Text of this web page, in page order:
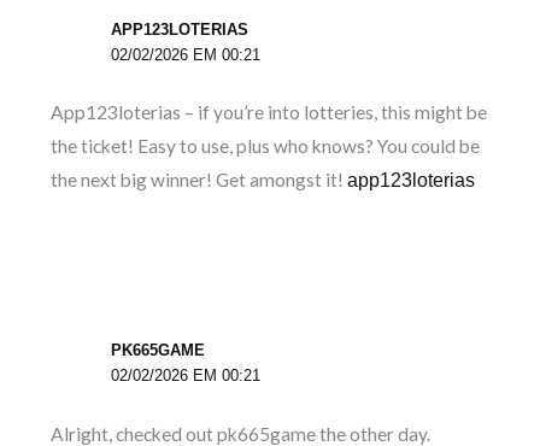
APP123LOTERIAS
02/02/2026 EM 00:21
App123loterias – if you’re into lotteries, this might be
the ticket! Easy to use, plus who knows? You could be
the next big winner! Get amongst it! app123loterias
PK665GAME
02/02/2026 EM 00:21
Alright, checked out pk665game the other day.